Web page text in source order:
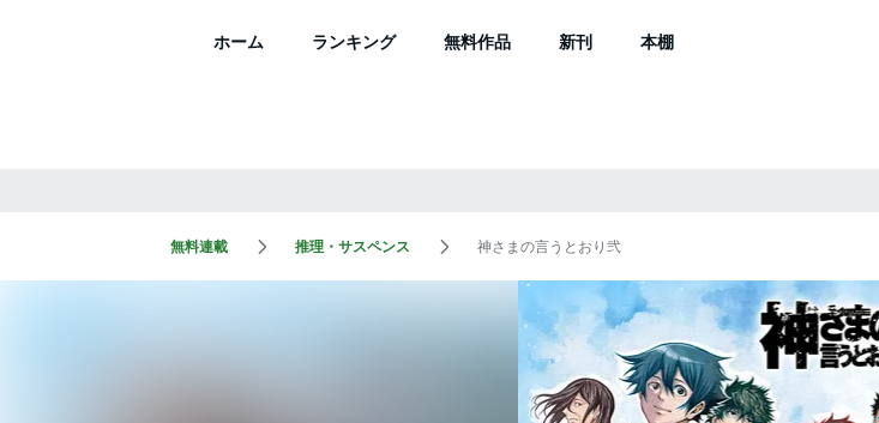
ホーム ランキング 無料作品 新刊 本棚
無料連載 推理・サスペンス 神さまの言うとおり弐